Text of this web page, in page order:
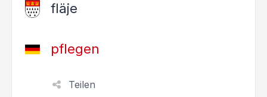
fläje
pflegen
Teilen